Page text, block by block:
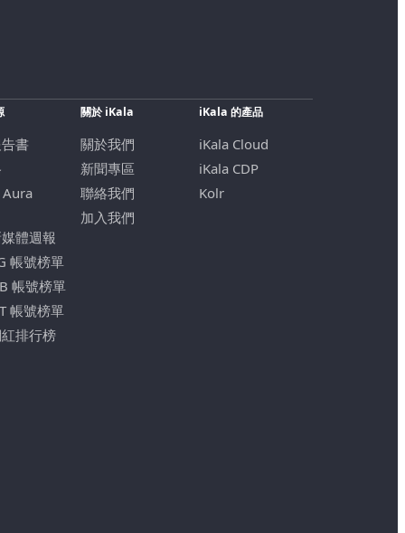
書
體週報
帳號榜單
帳號榜單
帳號榜單
排行榜
關於 iKala
關於我們
新聞專區
聯絡我們
加入我們
iKala 的產品
iKala Cloud
iKala CDP
Kolr